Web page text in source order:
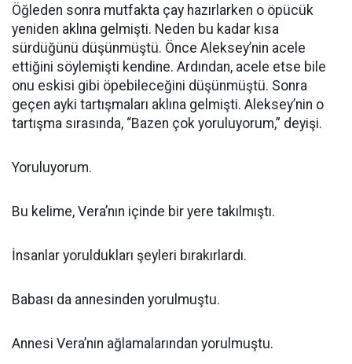
Öğleden sonra mutfakta çay hazırlarken o öpücük
yeniden aklına gelmişti. Neden bu kadar kısa
sürdüğünü düşünmüştü. Önce Aleksey’nin acele
ettiğini söylemişti kendine. Ardından, acele etse bile
onu eskisi gibi öpebileceğini düşünmüştü. Sonra
geçen ayki tartışmaları aklına gelmişti. Aleksey’nin o
tartışma sırasında, “Bazen çok yoruluyorum,” deyişi.
Yoruluyorum.
Bu kelime, Vera’nın içinde bir yere takılmıştı.
İnsanlar yoruldukları şeyleri bırakırlardı.
Babası da annesinden yorulmuştu.
Annesi Vera’nın ağlamalarından yorulmuştu.